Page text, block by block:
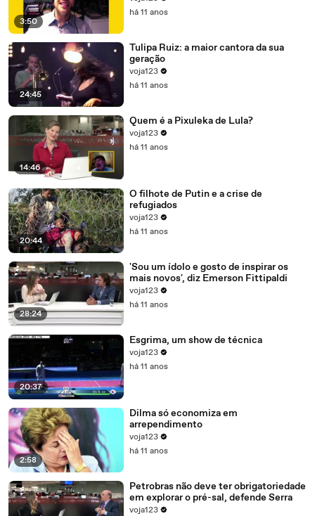
3:50
há 11 anos
24:45
Tulipa Ruiz: a maior cantora da sua
geração
voja123
há 11 anos
14:46
Quem é a Pixuleka de Lula?
voja123
há 11 anos
20:44
O filhote de Putin e a crise de
refugiados
voja123
há 11 anos
28:24
'Sou um ídolo e gosto de inspirar os
mais novos', diz Emerson Fittipaldi
voja123
há 11 anos
20:37
Esgrima, um show de técnica
voja123
há 11 anos
2:58
Dilma só economiza em
arrependimento
voja123
há 11 anos
Petrobras não deve ter obrigatoriedade
em explorar o pré-sal, defende Serra
voja123